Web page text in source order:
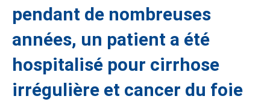
pendant de nombreuses
années, un patient a été
hospitalisé pour cirrhose
irrégulière et cancer du foie